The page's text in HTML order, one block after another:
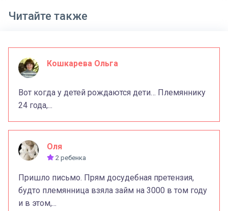
Читайте также
Кошкарева Ольга
Вот когда у детей рождаются дети… Племяннику
24 года,...
Оля
2 ребенка
Пришло письмо. Прям досудебная претензия,
будто племянница взяла займ на 3000 в том году
и в этом,...